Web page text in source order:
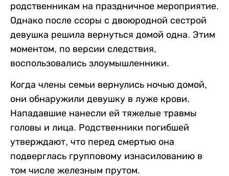
родственникам на праздничное мероприятие.
Однако после ссоры с двоюродной сестрой
девушка решила вернуться домой одна. Этим
моментом, по версии следствия,
воспользовались злоумышленники.
Когда члены семьи вернулись ночью домой,
они обнаружили девушку в луже крови.
Нападавшие нанесли ей тяжелые травмы
головы и лица. Родственники погибшей
утверждают, что перед смертью она
подверглась групповому изнасилованию в
том числе железным прутом.